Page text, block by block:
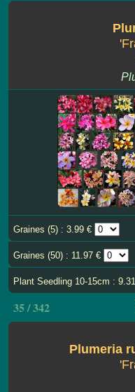
Graines (5) : 3.99 €
Graines (50) : 11.97 €
Plant Seedling 10-15cm :
35 / 342
Plumeria